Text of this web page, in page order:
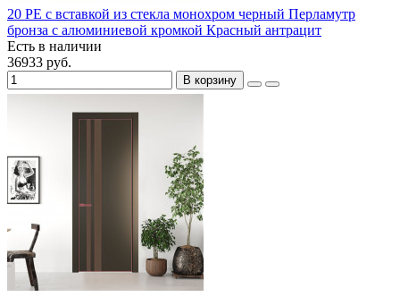
20 PE с вставкой из стекла монохром черный Перламутр
бронза с алюминиевой кромкой Красный антрацит
Есть в наличии
36933 руб.
В корзину